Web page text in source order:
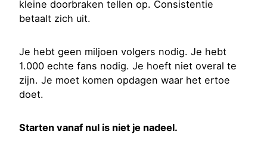
kleine doorbraken tellen op. Consistentie
betaalt zich uit.
Je hebt geen miljoen volgers nodig. Je hebt
1.000 echte fans nodig. Je hoeft niet overal te
zijn. Je moet komen opdagen waar het ertoe
doet.
Starten vanaf nul is niet je nadeel.